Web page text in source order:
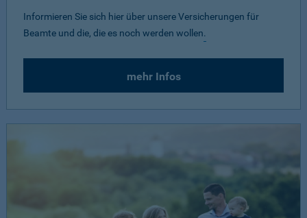
Informieren Sie sich hier über unsere Versicherungen für
Beamte und die, die es noch werden wollen.
mehr Infos